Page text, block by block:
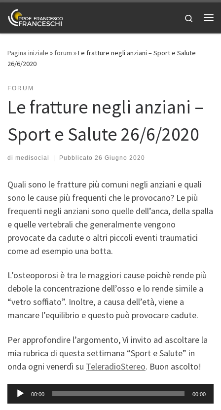
Passa al contenuto
Search
Pagina iniziale » forum »Le fratture negli anziani – Sport e Salute
26/6/2020
FORUM
Le fratture negli anziani –
Sport e Salute 26/6/2020
di medisocial | Pubblicato 26 Giugno 2020
Quali sono le fratture più comuni negli anziani e quali
sono le cause più frequenti che le provocano? Le più
frequenti negli anziani sono quelle dell’anca, della spalla
e quelle vertebrali che generalmente vengono
provocate da cadute o altri piccoli eventi traumatici
come ad esempio una botta.
L’osteoporosi è tra le maggiori cause poichè rende più
debole la concentrazione dell’osso e lo rende simile a
“vetro soffiato”. Inoltre, a causa dell’età, viene a
mancare l’equilibrio e questo può provocare cadute.
Per approfondire l’argomento, Vi invito ad ascoltare la
mia rubrica di questa settimana “Sport e Salute” in
onda ogni venerdì su TeleradioStereo. Buon ascolto!
Audio
Player
00:00 00:00